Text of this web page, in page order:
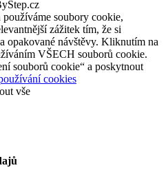
soubory cookie,
zážitek tím, že si
opakované návštěvy. Kliknutím na
VŠECH souborů cookie.
souborů cookie“ a poskytnout
cookies
vše